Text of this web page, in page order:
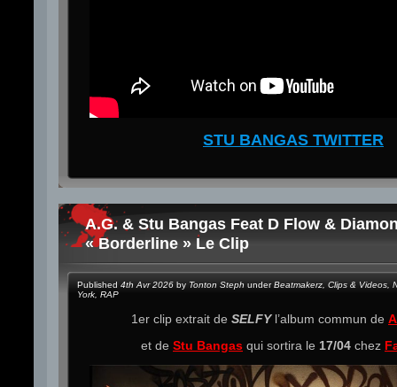
STU BANGAS TWITTER
A.G. & Stu Bangas Feat D Flow &
« Borderline » Le Clip
Published 4th Avr 2026 by Tonton Steph underBeatmakerz Clips & Videos
York RAP
1er clip extrait de SELFYl’album commun de
et de Stu Bangas qui sortira le 17/04 chez